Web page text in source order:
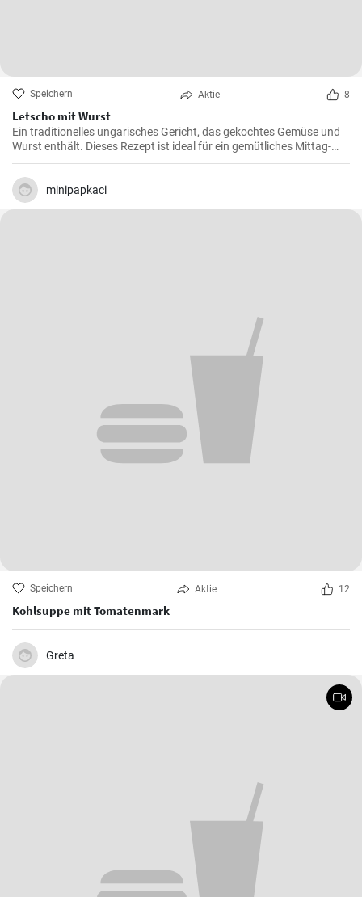
Speichern Aktie 8
Letscho mit Wurst
Ein traditionelles ungarisches Gericht, das gekochtes Gemüse und
Wurst enthält. Dieses Rezept ist ideal für ein gemütliches Mittag-
oder Abendessen.
minipapkaci
Speichern Aktie 12
Kohlsuppe mit Tomatenmark
Greta